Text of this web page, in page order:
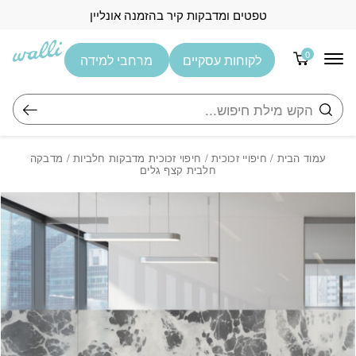
טפטים ומדבקות קיר בהזמנה אונליין
0
חיפוש
לקוחות עסקיים מרחבי למידה
עמוד הבית / חיפויי זכוכית/ חיפוי זכוכית מדבקות חלביות/ מדבקה
חלבית קצף גלים